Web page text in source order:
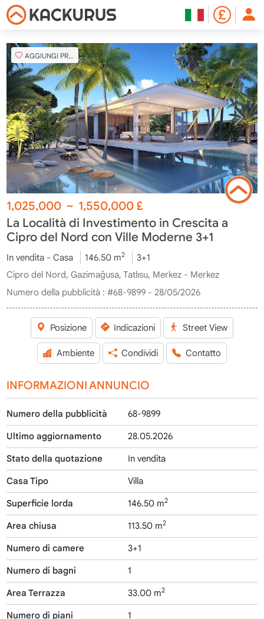
AGGIUNGI PREFERITO
1,025,000 ~ 1,550,000£
La Località di Investimento in Crescita a
Cipro del Nord con Ville Moderne 3+1
In vendita - Casa 146.50 m2
3+1
Cipro del Nord, Gazimağusa, Tatlısu, Merkez - Merkez
Numero della pubblicità : #68-9899 - 28/05/2026
Posizione Indicazioni Street View
Ambiente Condividi Contatto
INFORMAZIONI ANNUNCIO
Numero della pubblicità 68-9899
Ultimo aggiornamento 28.05.2026
Stato della quotazione In vendita
Casa Tipo Villa
Superficie lorda 146.50 m2
Area chiusa 113.50 m2
Numero di camere 3+1
Numero di bagni 1
Area Terrazza 33.00 m2
Numero di piani
1